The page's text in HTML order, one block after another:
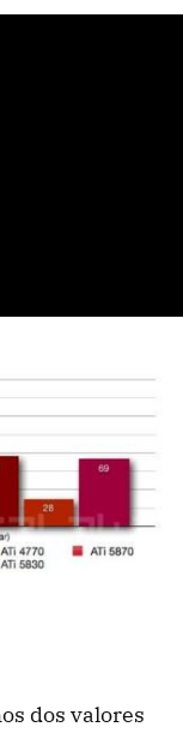
dos valores